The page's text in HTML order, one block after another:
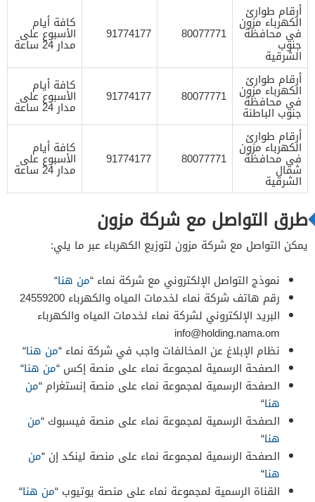
أرقام طوارئ
الكهرباء مزون
في محافظة
جنوب
الشرقية
80077771
91774177
كافة أيام
الأسبوع على
مدار 24 ساعة
أرقام طوارئ
الكهرباء مزون
في محافظة
جنوب الباطنة
80077771
91774177
كافة أيام
الأسبوع على
مدار 24 ساعة
أرقام طوارئ
الكهرباء مزون
في محافظة
شمال
الشرقية
80077771
91774177
كافة أيام
الأسبوع على
مدار 24 ساعة
طرق التواصل مع شركة مزون
يمكن التواصل مع شركة مزون لتوزيع الكهرباء عبر ما يلي:
نموذج التواصل الإلكتروني مع شركة نماء “من هنا“
رقم هاتف شركة نماء لخدمات المياه والكهرباء 24559200
البريد الإلكتروني لشركة نماء لخدمات المياه والكهرباء
info@holding.nama.om
نظام الإبلاغ عن المخالفات واجب في شركة نماء “من هنا“
الصفحة الرسمية لمجموعة نماء على منصة إكس “من هنا“
الصفحة الرسمية لمجموعة نماء على منصة إنستغرام “من
هنا“
الصفحة الرسمية لمجموعة نماء على منصة فيسبوك “من
هنا“
الصفحة الرسمية لمجموعة نماء على منصة لينكد إن “من
هنا“
القناة الرسمية لمجموعة نماء على منصة يوتيوب “من هنا“